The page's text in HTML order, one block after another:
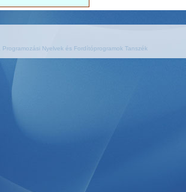
Nyelvek és Fordítóprogramok Tanszék